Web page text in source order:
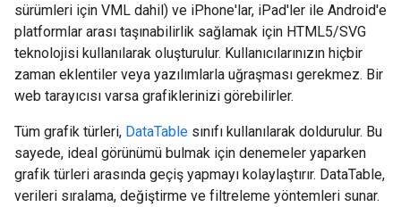
sürümleri için VML dahil) ve iPhone'lar, iPad'ler ile Android'e
platformlar arası taşınabilirlik sağlamak için HTML5/SVG
teknolojisi kullanılarak oluşturulur. Kullanıcılarınızın hiçbir
zaman eklentiler veya yazılımlarla uğraşması gerekmez. Bir
web tarayıcısı varsa grafiklerinizi görebilirler.
Tüm grafik türleri, DataTable sınıfı kullanılarak doldurulur. Bu
sayede, ideal görünümü bulmak için denemeler yaparken
grafik türleri arasında geçiş yapmayı kolaylaştırır. DataTable,
verileri sıralama, değiştirme ve filtreleme yöntemleri sunar.